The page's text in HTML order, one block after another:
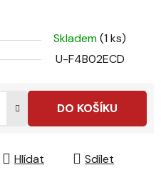
Skladem(1 ks)
U-F4B02ECD
DO KOŠÍKU
Hlídat Sdílet